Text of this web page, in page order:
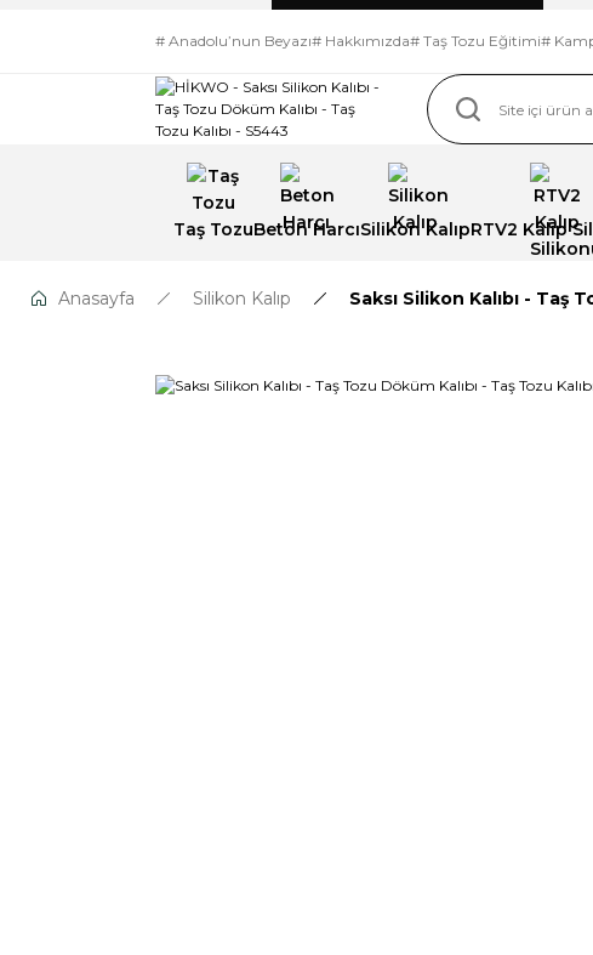
# Anadolu’nun Beyazı# Hakkımızda# Taş Tozu Eğitimi#
Taş TozuBeton HarcıSilikon KalıpRTV2 Kalıp
Anasayfa Silikon Kalıp Saksı Silikon Kalıbı - Taş